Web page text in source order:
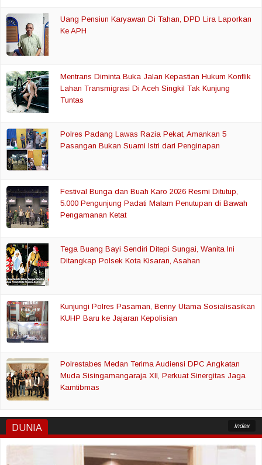
Uang Pensiun Karyawan Di Tahan, DPD Lira Laporkan
Ke APH
Mentrans Diminta Buka Jalan Kepastian Hukum Konflik
Lahan Transmigrasi Di Aceh Singkil Tak Kunjung
Tuntas
Polres Padang Lawas Razia Pekat, Amankan 5
Pasangan Bukan Suami Istri dari Penginapan
Festival Bunga dan Buah Karo 2026 Resmi Ditutup,
5.000 Pengunjung Padati Malam Penutupan di Bawah
Pengamanan Ketat
Tega Buang Bayi Sendiri Ditepi Sungai, Wanita Ini
Ditangkap Polsek Kota Kisaran, Asahan
Kunjungi Polres Pasaman, Benny Utama Sosialisasikan
KUHP Baru ke Jajaran Kepolisian
Polrestabes Medan Terima Audiensi DPC Angkatan
Muda Sisingamangaraja XII, Perkuat Sinergitas Jaga
Kamtibmas
DUNIA Index